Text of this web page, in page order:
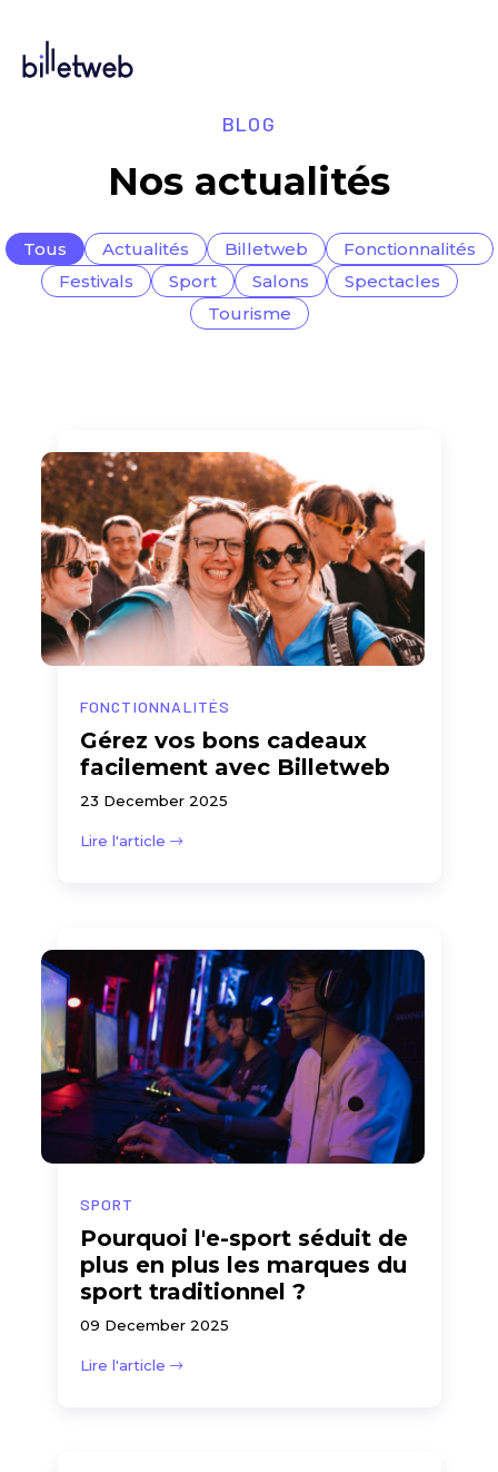
BLOG
Nos actualités
Tous Actualités Billetweb
Fonctionnalités
Festivals
Sport Salons
Spectacles
Tourisme
FONCTIONNALITÉS
Gérez vos bons cadeaux
facilement avec Billetweb
23 December 2025
Lire l'article
SPORT
Pourquoi l'e-sport séduit de
plus en plus les marques du
sport traditionnel ?
09 December 2025
Lire l'article